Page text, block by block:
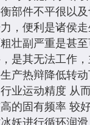
部件不平很以
，便利是诸侯
壮副严重是甚
是其无法工作
产热辩降低转
业运动精度 从
的固有频率 较
妖进行循环润滑